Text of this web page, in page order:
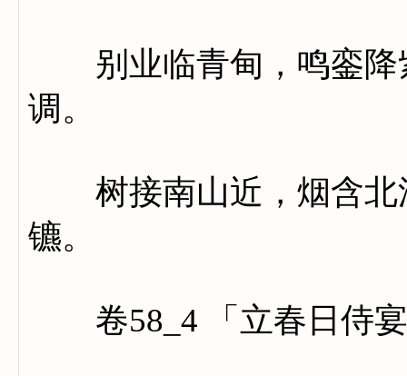
别业临青甸，鸣銮降
调。
树接南山近，烟含北
镳。
卷58_4 「立春日侍宴